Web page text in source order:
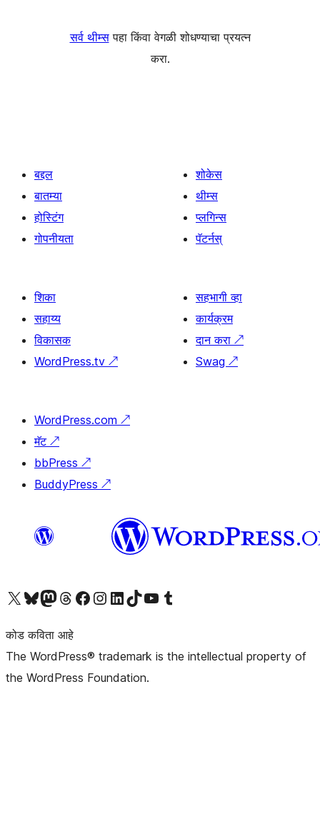
सर्व थीम्सपहा किंवा वेगळी शोधण्याचा प्रयत्न
करा.
बद्दल
बातम्या
होस्टिंग
गोपनीयता
शोकेस
थीम्स
प्लगिन्स
पॅटर्नस्
शिका
सहाय्य
विकासक
WordPress.tv ↗
सहभागी व्हा
कार्यक्रम
दान करा ↗
Swag ↗
WordPress.com ↗
मॅट ↗
bbPress ↗
BuddyPress ↗
आमच्या X (एक्स) (पूर्वीचे ट्विटर) खात्याला भेट द्या आमच्या ब्लूस्की खात्याला भेट द्या.आमच्या Mastodon खात्याला भेट द्या.आमच्या थ्रेड्स खात्याला भेट द्या. आमच्या फेसबुक पेजला भेट द्या आमच्या इंस्टाग्राम खात्याला भेट द्या आमच्या लिंक्डइन खात्याला भेट द्या आमच्या टिकटॉक अकाउंटला भेट द्या.आमच्या यूट्यूब चॅनेलला भेट द्या आमच्या टंबलर खात्याला भेट द्या.
कोड कविता आहे
The WordPress® trademark is the intellectual property of
the WordPress Foundation.